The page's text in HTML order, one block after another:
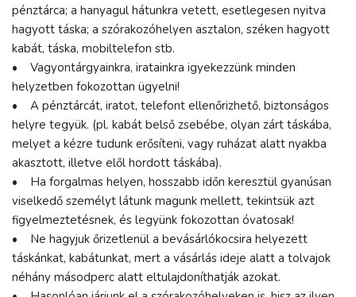
pénztárca; a hanyagul hátunkra vetett, esetlegesen nyitva
hagyott táska; a szórakozóhelyen asztalon, széken hagyott
kabát, táska, mobiltelefon stb.
• Vagyontárgyainkra, iratainkra igyekezzünk minden
helyzetben fokozottan ügyelni!
• A pénztárcát, iratot, telefont ellenőrizhető, biztonságos
helyre tegyük. (pl. kabát belső zsebébe, olyan zárt táskába,
melyet a kézre tudunk erősíteni, vagy ruházat alatt nyakba
akasztott, illetve elől hordott táskába).
• Ha forgalmas helyen, hosszabb időn keresztül gyanúsan
viselkedő személyt látunk magunk mellett, tekintsük azt
figyelmeztetésnek, és legyünk fokozottan óvatosak!
• Ne hagyjuk őrizetlenül a bevásárlókocsira helyezett
táskánkat, kabátunkat, mert a vásárlás ideje alatt a tolvajok
néhány másodperc alatt eltulajdoníthatják azokat.